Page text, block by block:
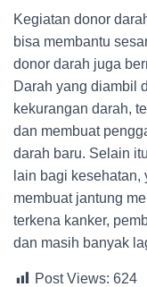
Kegiatan donor
bisa membantu
donor darah juga
Darah yang diambil
kekurangan darah,
dan membuat
darah baru. Selain
lain bagi
membuat jantung
terkena kanker,
dan masih banyak
Post Views: 624